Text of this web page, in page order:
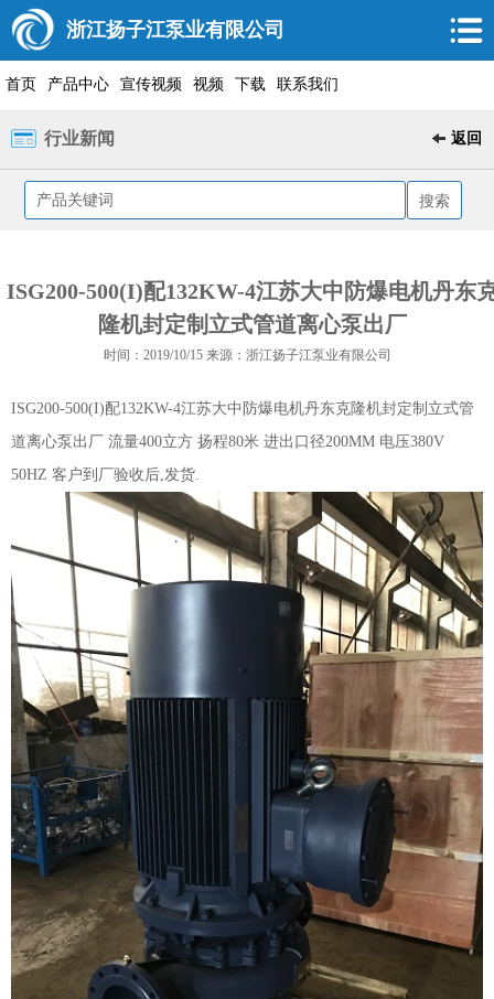
浙江扬子江泵业有限公司
首页 产品中心 宣传视频 视频 下载 联系我们
行业新闻 返回
ISG200-500(I)配132KW-4江苏大中防爆电机丹东
隆机封定制立式管道离心泵出厂
时间：2019/10/15 来源：浙江扬子江泵业有限公司
ISG200-500(I)配132KW-4江苏大中防爆电机丹东克隆机封定制立式管
道离心泵出厂 流量400立方 扬程80米 进出口径200MM 电压380V
50HZ 客户到厂验收后,发货.